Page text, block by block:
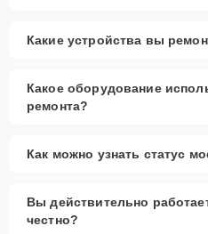
Какие устройства вы
Какое оборудование
ремонта?
Как можно узнать статус
Вы действительно
честно?